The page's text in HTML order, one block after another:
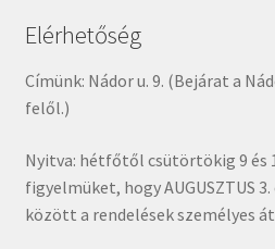
Elérhetőség
Címünk: Nádor u. 9. (Bejárat a
felől.)
Nyitva: hétfőtől csütörtökig 9 és
figyelmüket, hogy AUGUSZTUS 3.
között a rendelések személyes